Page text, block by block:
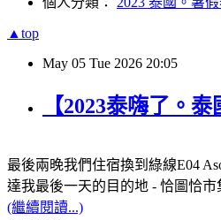
▲top
May 05 Tue 2026 20:05
【2023泰嗨了。
最後兩晚我們住宿換到綠線E04
達我最後一天的目的地 - 恰圖恰市
(繼續閱讀...)